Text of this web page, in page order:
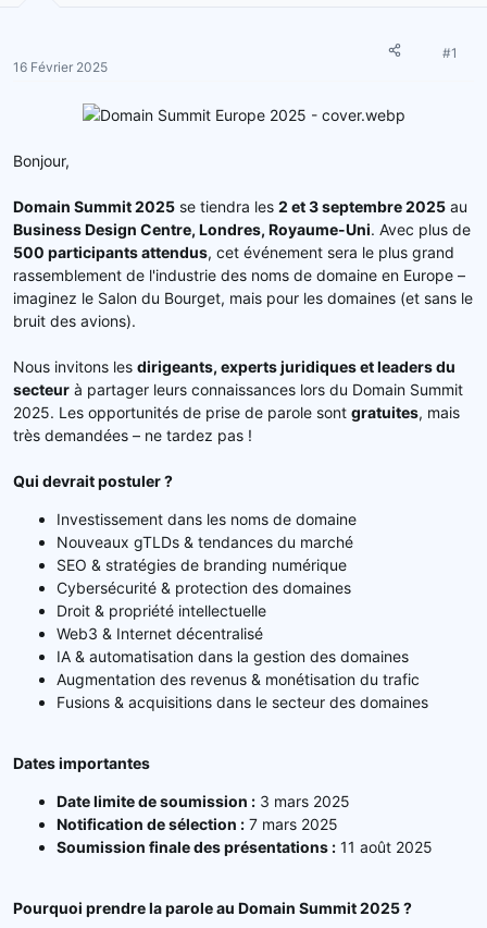
r
a
i
s
c
u
s
s
16 Février 2025
#1
Bonjour,
Domain Summit 2025 se tiendra les 2 et 3 septembre 2025 au
Business Design Centre, Londres, Royaume-Uni. Avec plus de
500 participants attendus, cet événement sera le plus grand
rassemblement de l'industrie des noms de domaine en Europe –
imaginez le Salon du Bourget, mais pour les domaines (et sans le
bruit des avions).
Nous invitons les dirigeants, experts juridiques et leaders du
secteur à partager leurs connaissances lors du Domain Summit
2025. Les opportunités de prise de parole sont gratuites, mais
très demandées – ne tardez pas !
Qui devrait postuler ?
Investissement dans les noms de domaine
Nouveaux gTLDs & tendances du marché
SEO & stratégies de branding numérique
Cybersécurité & protection des domaines
Droit & propriété intellectuelle
Web3 & Internet décentralisé
IA & automatisation dans la gestion des domaines
Augmentation des revenus & monétisation du trafic
Fusions & acquisitions dans le secteur des domaines
Dates importantes
Date limite de soumission : 3 mars 2025
Notification de sélection : 7 mars 2025
Soumission finale des présentations : 11 août 2025
Pourquoi prendre la parole au Domain Summit 2025 ?